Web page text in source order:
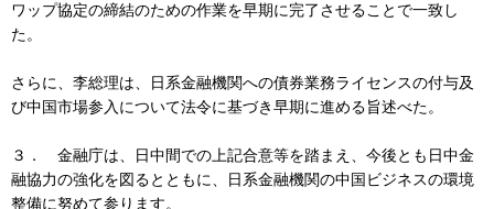
ワップ協定の締結のための作業を早期に完了させることで一致し
た。
さらに、李総理は、日系金融機関への債券業務ライセンスの付与及
び中国市場参入について法令に基づき早期に進める旨述べた。
３． 金融庁は、日中間での上記合意等を踏まえ、今後とも日中金
融協力の強化を図るとともに、日系金融機関の中国ビジネスの環境
整備に努めて参ります。